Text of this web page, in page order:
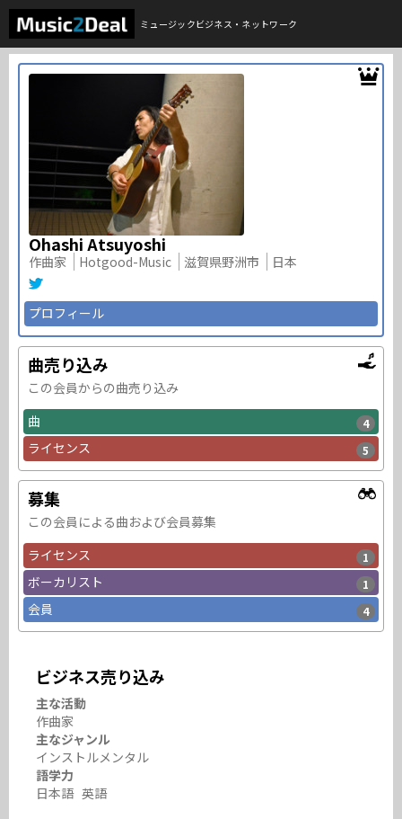
ミュージックビジネス・ネットワーク
Ohashi Atsuyoshi
作曲家 Hotgood-Music 滋賀県野洲市 日本
プロフィール
曲売り込み
この会員からの曲売り込み
曲
4
ライセンス 5
募集
この会員による曲および会員募集
ライセンス
1
ボーカリスト 1
会員 4
ビジネス売り込み
主な活動
作曲家
主なジャンル
インストルメンタル
語学力
日本語 英語